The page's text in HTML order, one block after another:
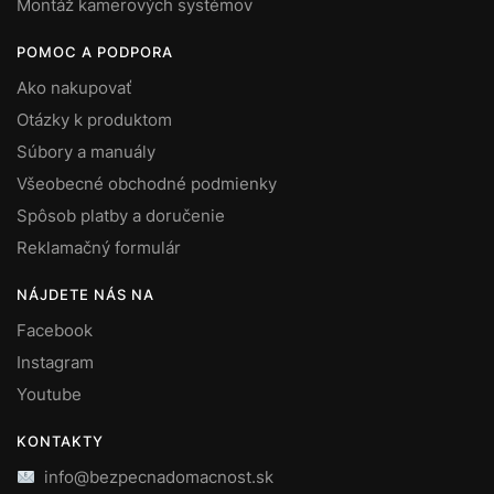
Montáž kamerových systémov
POMOC A PODPORA
Ako nakupovať
Otázky k produktom
Súbory a manuály
Všeobecné obchodné podmienky
Spôsob platby a doručenie
Reklamačný formulár
NÁJDETE NÁS NA
Facebook
Instagram
Youtube
KONTAKTY
info@bezpecnadomacnost.sk